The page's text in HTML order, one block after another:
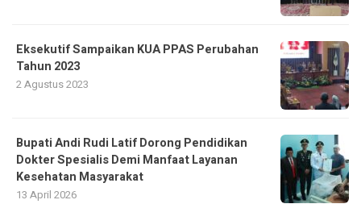
Eksekutif Sampaikan KUA PPAS Perubahan
Tahun 2023
2 Agustus 2023
Bupati Andi Rudi Latif Dorong Pendidikan
Dokter Spesialis Demi Manfaat Layanan
Kesehatan Masyarakat
13 April 2026